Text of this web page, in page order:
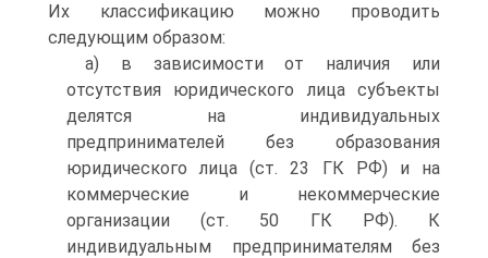
Их классификацию можно проводить
следующим образом:
а) в зависимости от наличия или
отсутствия юридического лица субъекты
делятся на индивидуальных
предпринимателей без образования
юридического лица (ст. 23 ГК РФ) и на
коммерческие и некоммерческие
организации (ст. 50 ГК РФ). К
индивидуальным предпринимателям без